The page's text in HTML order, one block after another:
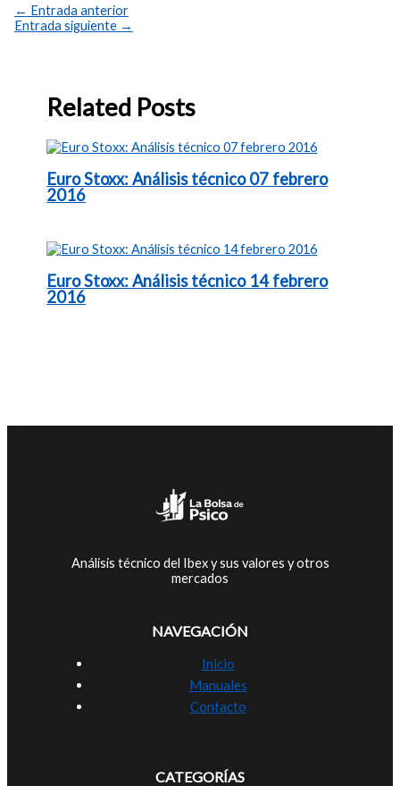
← Entrada anterior
Entrada siguiente →
Related Posts
Euro Stoxx: Análisis técnico 07 febrero
2016
Euro Stoxx: Análisis técnico 14 febrero
2016
Análisis técnico del Ibex y sus valores y otros
mercados
NAVEGACIÓN
Inicio
Manuales
Contacto
CATEGORÍAS